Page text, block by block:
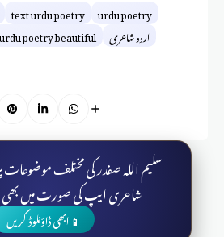
text urdu poetry urdu poetry
urdu poetry beautiful اردو شاعری
سلیم اللہ صفدر کی مختلف موضوعات پر
شاعری ایپ کی صورت میں
📱 ابھی ڈاؤنلوڈ کریں